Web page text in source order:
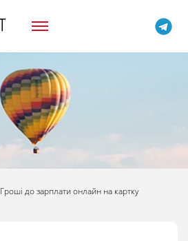
Гроші до зарплати онлайн на картку